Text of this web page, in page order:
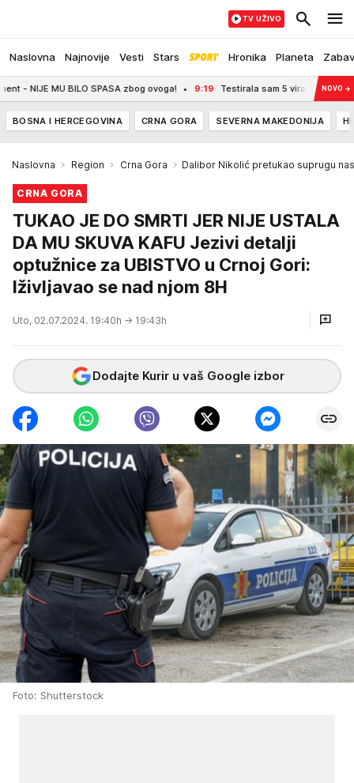
Naslovna Najnovije Vesti Stars Hronika Planeta
TV UŽIVO
MU BILO SPASA zbog ovoga! 9:19 Testirala sam 5 viralnih tehnika zaNOVO →
BOSNA I HERCEGOVINA CRNA GORA SEVERNA MAKEDONIJA
Naslovna Region Crna Gora Dalibor Nikolić pretukao suprugu
CRNA GORA
TUKAO JE DO SMRTI JER NIJE USTALA
DA MU SKUVA KAFU Jezivi detalji
optužnice za UBISTVO u Crnoj Gori:
Iživljavao se nad njom 8H
Uto, 02.07.2024. 19:40h → 19:43h
Dodajte Kurir u vaš Google izbor
Foto: Shutterstock